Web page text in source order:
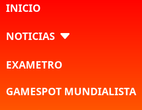
INICIO
NOTICIAS
EXAMETRO
GAMESPOT MUNDIALISTA